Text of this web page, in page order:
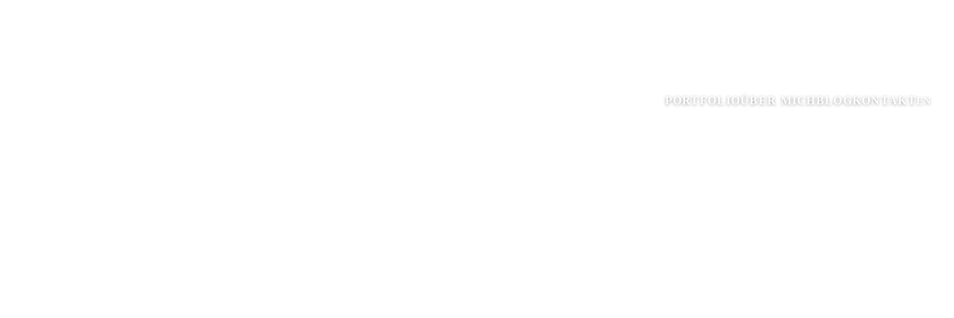
PORTFOLIOÜBER MICHBLOGKONTAKT EN